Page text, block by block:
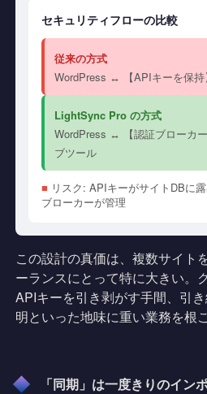
セキュリティフローの比較
従来の方式
WordPress ↔ 【APIキーを保
LightSync Pro の方式
WordPress ↔ 【認証ブローカ
ブツール
■ リスク: APIキーがサイトDBに
ブローカーが管理
この設計の真価は、複数サイト
ーランスにとって特に大きい。
APIキーを引き剥がす手間、引
明といった地味に重い業務を根
「同期」は一度きりのイン